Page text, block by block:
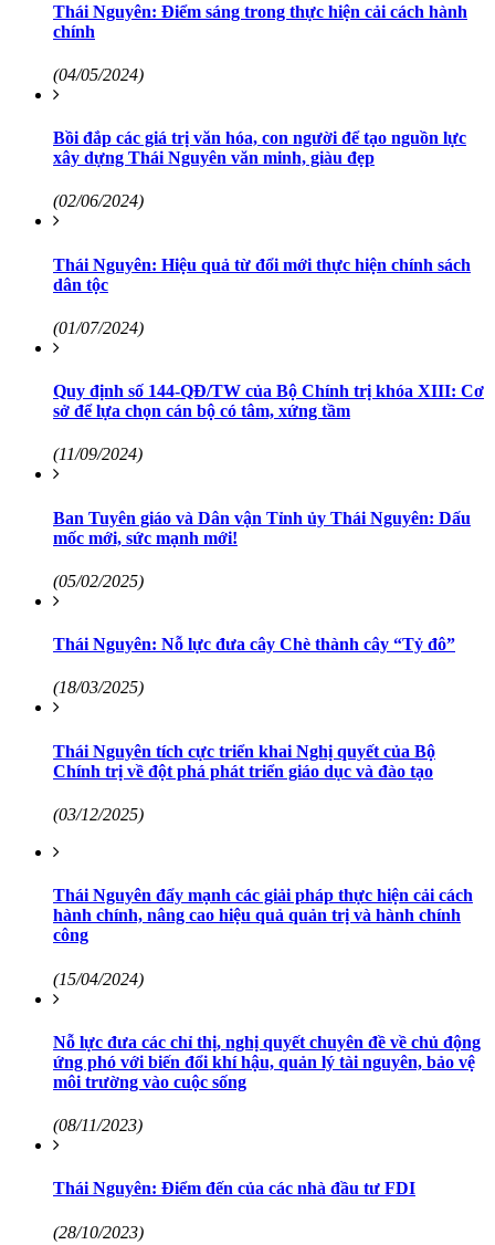
Thái Nguyên: Điểm sáng trong thực hiện cải cách hành
chính
(04/05/2024)
Bồi đắp các giá trị văn hóa, con người để tạo nguồn lực
xây dựng Thái Nguyên văn minh, giàu đẹp
(02/06/2024)
Thái Nguyên: Hiệu quả từ đổi mới thực hiện chính sách
dân tộc
(01/07/2024)
Quy định số 144-QĐ/TW của Bộ Chính trị khóa XIII: Cơ
sở để lựa chọn cán bộ có tâm, xứng tầm
(11/09/2024)
Ban Tuyên giáo và Dân vận Tỉnh ủy Thái Nguyên: Dấu
mốc mới, sức mạnh mới!
(05/02/2025)
Thái Nguyên: Nỗ lực đưa cây Chè thành cây “Tỷ đô”
(18/03/2025)
Thái Nguyên tích cực triển khai Nghị quyết của Bộ
Chính trị về đột phá phát triển giáo dục và đào tạo
(03/12/2025)
Thái Nguyên đẩy mạnh các giải pháp thực hiện cải cách
hành chính, nâng cao hiệu quả quản trị và hành chính
công
(15/04/2024)
Nỗ lực đưa các chỉ thị, nghị quyết chuyên đề về chủ động
ứng phó với biến đổi khí hậu, quản lý tài nguyên, bảo vệ
môi trường vào cuộc sống
(08/11/2023)
Thái Nguyên: Điểm đến của các nhà đầu tư FDI
(28/10/2023)